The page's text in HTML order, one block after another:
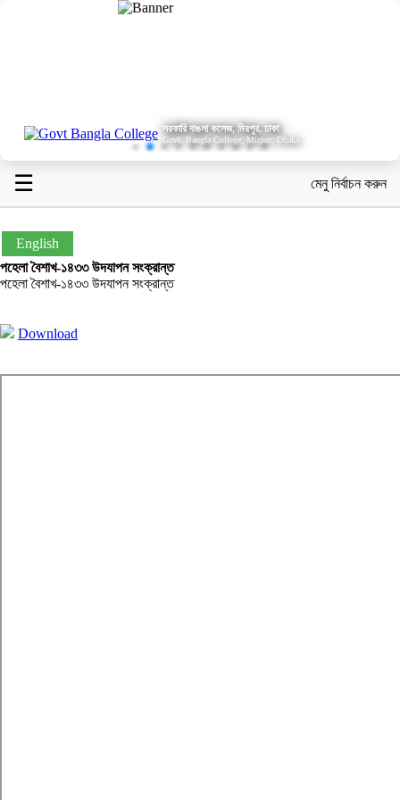
সরকারি বাঙলা কলেজ, মিরপুর, ঢাকা
Govt. Bangla College, Mirpur, Dhaka
☰ মেনু নির্বাচন করুন
English
পহেলা বৈশাখ-১৪৩৩ উদযাপন সংক্রান্ত
পহেলা বৈশাখ-১৪৩৩ উদযাপন সংক্রান্ত
Download